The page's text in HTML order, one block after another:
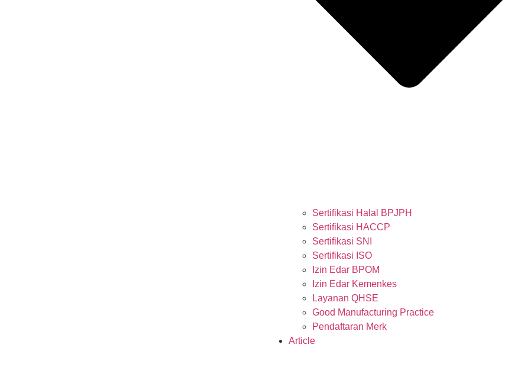
Sertifikasi Halal BPJPH
Sertifikasi HACCP
Sertifikasi SNI
Sertifikasi ISO
Izin Edar BPOM
Izin Edar Kemenkes
Layanan QHSE
Good Manufacturing Practice
Pendaftaran Merk
Article